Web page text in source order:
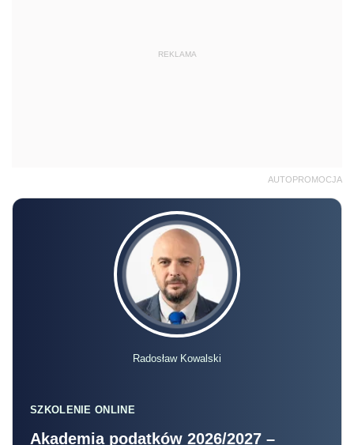
REKLAMA
AUTOPROMOCJA
Radosław Kowalski
SZKOLENIE ONLINE
Akademia podatków 2026/2027 –